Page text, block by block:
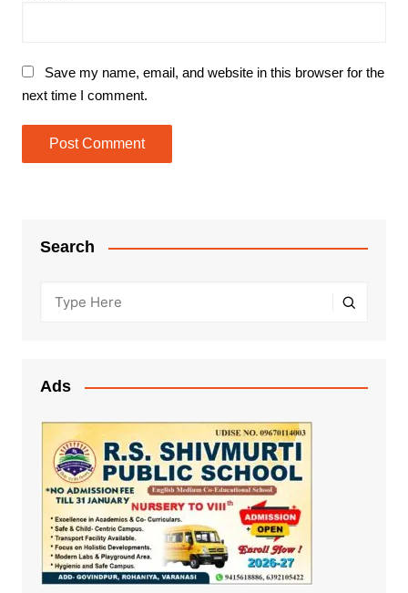
Save my name, email, and website in this browser for the
next time I comment.
Search
Ads